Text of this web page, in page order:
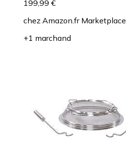
199,99 €
chez Amazon.fr Marketplace
+1 marchand